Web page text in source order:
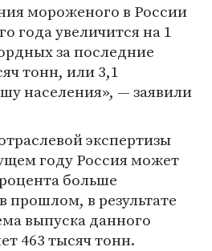
мороженого в России
года увеличится на 1
за последние
тонн, или 3,1
населения», — заявили
экспертизы
году Россия может
больше
прошлом, в результате
выпуска данного
463 тысяч тонн.